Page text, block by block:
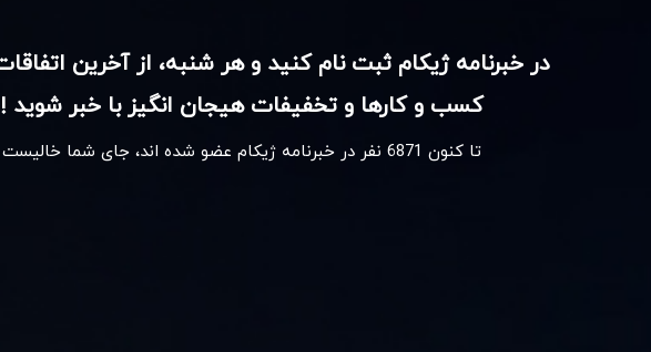
در خبرنامه ژیکام ثبت نام کنید و هر شنبه، از آخرین
کسب و کارها و تخفیفات هیجان انگیز با خبر شوید !
تا کنون 6871 نفر در خبرنامه ژیکام عضو شده اند، جای شما خالیست